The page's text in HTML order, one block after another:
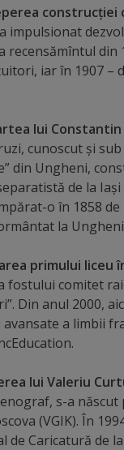
impulsionat
recensămîntul
iar în 1907 –
lui Constantin
cunoscut și
din Ungheni,
de la
o în 1858
la
primului liceu
fostului comitet
Din anul 2000,
a limbii
lui Valeriu
s-a
(VGIK). În
de Caricatură de